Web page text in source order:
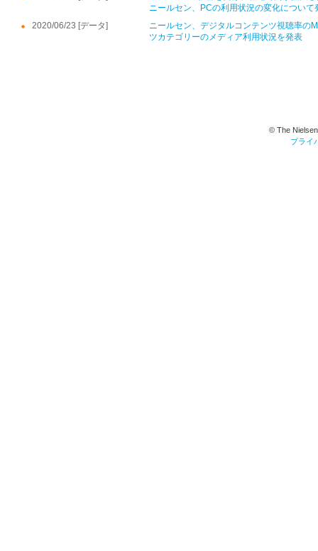
ニールセン、PCの利用状況の変化について
2020/06/23 [データ]
ニールセン、デジタルコンテンツ視聴率の
ツカテゴリーのメディア利用状況を発表
© The
プライ